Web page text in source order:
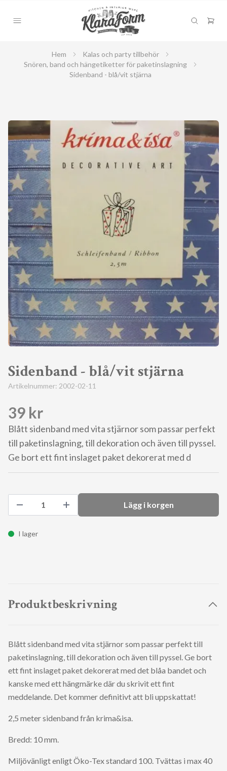
Hem
Kalas och party tillbehör
Snören, band och hängetiketter för paketinslagning
Sidenband - blå/vit stjärna
Sidenband - blå/vit stjärna
Artikelnummer: 2002-02-11
39 kr
Blått sidenband med vita stjärnor som passar perfekt
till paketinslagning, till dekoration och även till pyssel.
Ge bort ett fint inslaget paket dekorerat med d
Lägg i korgen
I lager
Produktbeskrivning
Blått sidenband med vita stjärnor som passar perfekt till
paketinslagning, till dekoration och även till pyssel. Ge bort
ett fint inslaget paket dekorerat med det blåa bandet och
kanske med ett hängmärke där du skrivit ett fint
meddelande. Det kommer definitivt att bli uppskattat!
2,5 meter sidenband från krima&isa.
Bredd: 10 mm.
Miljövänligt enligt Öko-Tex standard 100. Tvättas i max 40